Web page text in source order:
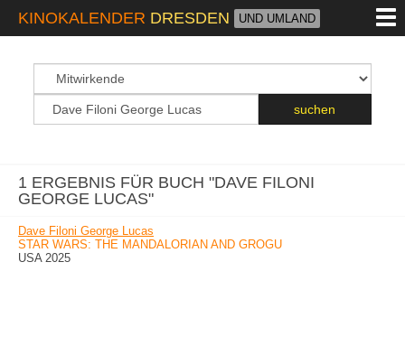
KINOKALENDER DRESDEN UND UMLAND
suchen
1 ERGEBNIS FÜR BUCH "DAVE FILONI
GEORGE LUCAS"
Dave Filoni George Lucas
STAR WARS: THE MANDALORIAN AND GROGU
USA 2025